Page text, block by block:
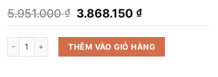
5.951.000₫
Giá
gốc
là:
5.951.000 ₫.
3.868.150₫Giá
hiện
tại
là:
3.868.150 ₫.
Tay nắm cửa phòng Hafele BLACK màu đen số lượng
THÊM VÀO GIỎ HÀNG